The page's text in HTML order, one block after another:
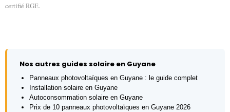
certifié RGE.
Nos autres guides solaire en Guyane
Panneaux photovoltaïques en Guyane : le guide complet
Installation solaire en Guyane
Autoconsommation solaire en Guyane
Prix de 10 panneaux photovoltaïques en Guyane 2026